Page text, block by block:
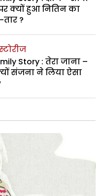
क्यों हुआ नितिन का
?
Story : तेरा जाना –
संजना ने लिया ऐसा